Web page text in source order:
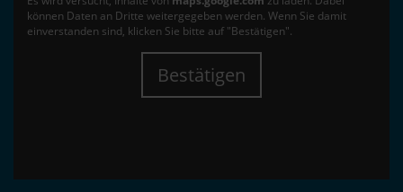
können Daten an Dritte weitergegeben werden. Wenn Sie damit
einverstanden sind, klicken Sie bitte auf "Bestätigen".
Bestätigen